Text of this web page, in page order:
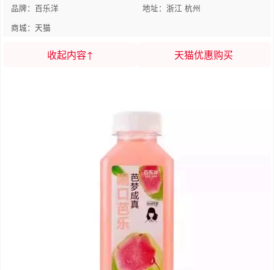
品牌：百乐洋
地址：浙江 杭州
商城：天猫
收起内容↑ 天猫优惠购买